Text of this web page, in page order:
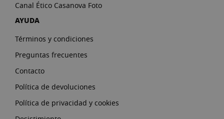
Canal Ético Casanova Foto
AYUDA
Términos y condiciones
Preguntas frecuentes
Contacto
Política de devoluciones
Política de privacidad y cookies